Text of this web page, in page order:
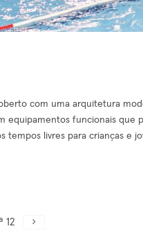
com uma arquitetura
equipamentos funcionais que
tempos livres para crianças e
12